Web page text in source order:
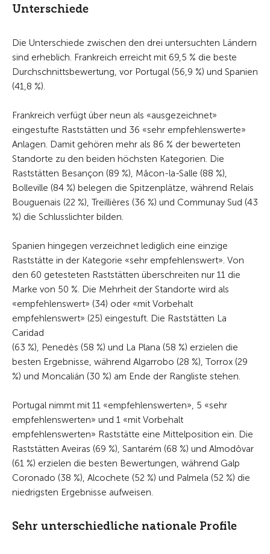
Unterschiede
Die Unterschiede zwischen den drei untersuchten Ländern
sind erheblich. Frankreich erreicht mit 69,5 % die beste
Durchschnittsbewertung, vor Portugal (56,9 %) und Spanien
(41,8 %).
Frankreich verfügt über neun als «ausgezeichnet»
eingestufte Raststätten und 36 «sehr empfehlenswerte»
Anlagen. Damit gehören mehr als 86 % der bewerteten
Standorte zu den beiden höchsten Kategorien. Die
Raststätten Besançon (89 %), Mâcon-la-Salle (88 %),
Bolleville (84 %) belegen die Spitzenplätze, während Relais
Bouguenais (22 %), Treillières (36 %) und Communay Sud (43
%) die Schlusslichter bilden.
Spanien hingegen verzeichnet lediglich eine einzige
Raststätte in der Kategorie «sehr empfehlenswert». Von
den 60 getesteten Raststätten überschreiten nur 11 die
Marke von 50 %. Die Mehrheit der Standorte wird als
«empfehlenswert» (34) oder «mit Vorbehalt
empfehlenswert» (25) eingestuft. Die Raststätten La
Caridad
(63 %), Penedès (58 %) und La Plana (58 %) erzielen die
besten Ergebnisse, während Algarrobo (28 %), Torrox (29
%) und Moncalián (30 %) am Ende der Rangliste stehen.
Portugal nimmt mit 11 «empfehlenswerten», 5 «sehr
empfehlenswerten» und 1 «mit Vorbehalt
empfehlenswerten» Raststätte eine Mittelposition ein. Die
Raststätten Aveiras (69 %), Santarém (68 %) und Almodôvar
(61 %) erzielen die besten Bewertungen, während Galp
Coronado (38 %), Alcochete (52 %) und Palmela (52 %) die
niedrigsten Ergebnisse aufweisen.
Sehr unterschiedliche nationale Profile